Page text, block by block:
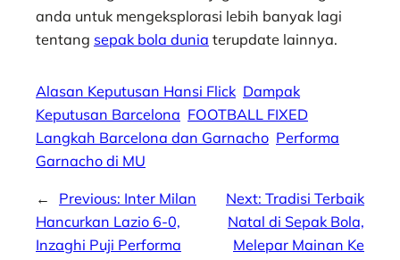
anda untuk mengeksplorasi lebih banyak lagi
tentang sepak bola dunia terupdate lainnya.
Alasan Keputusan Hansi Flick Dampak
Keputusan Barcelona FOOTBALL FIXED
Langkah Barcelona dan Garnacho Performa
Garnacho di MU
← Previous: Inter Milan
Hancurkan Lazio 6-0,
Inzaghi Puji Performa
Next: Tradisi Terbaik
Natal di Sepak Bola,
Melepar Mainan Ke